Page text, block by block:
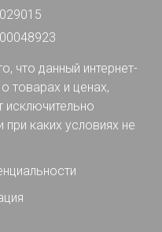
что данный интернет-
товарах и ценах,
исключительно
каких условиях не